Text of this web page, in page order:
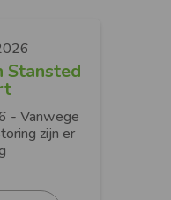
Stansted
- Vanwege
zijn er